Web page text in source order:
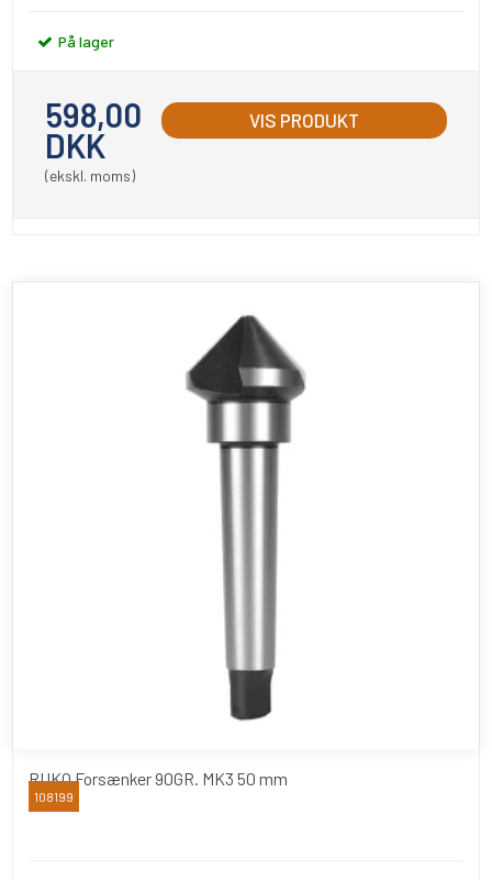
På lager
598,00
DKK
(ekskl. moms)
VIS PRODUKT
RUKO Forsænker 90GR. MK3 50 mm
RUKO
108199